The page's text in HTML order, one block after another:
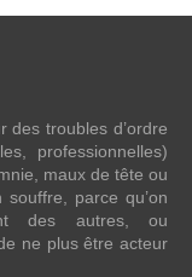
des troubles d’ordre
professionnelles)
maux de tête ou
parce qu’on
des autres, ou
ne plus être acteur